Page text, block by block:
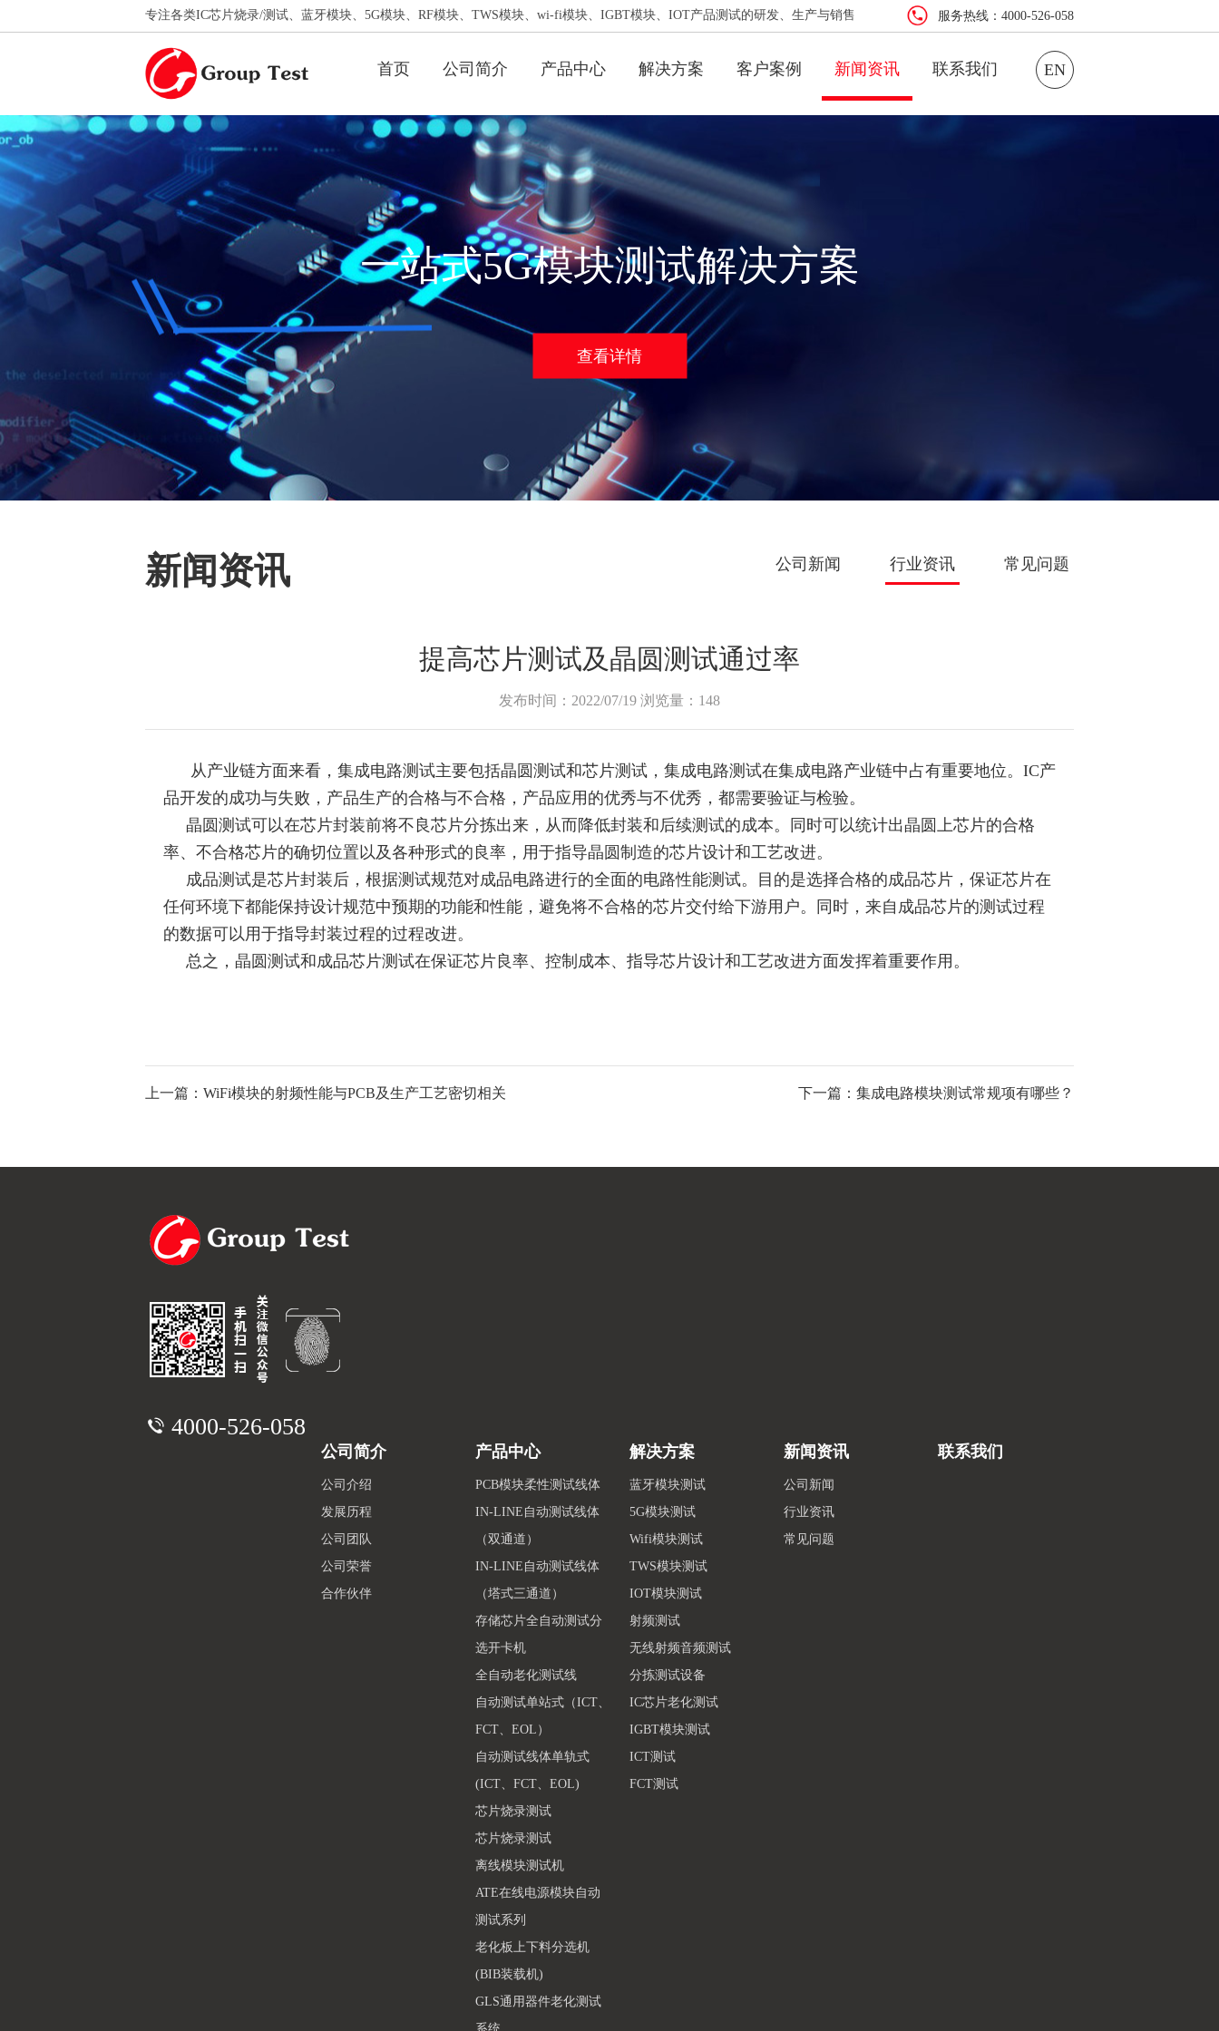
专注各类IC芯片烧录/测试、蓝牙模块、5G模块、RF模块、TWS模块、wi-fi模块、IGBT模块、IOT产品测试的研发、生产与销售 服务热线：4000-526-058
EN
首页 公司简介 产品中心 解决方案 客户案例 新闻资讯 联系我们
一站式5G模块测试解决方案
查看详情
新闻资讯 公司新闻 行业资讯 常见问题
提高芯片测试及晶圆测试通过率
发布时间：2022/07/19 浏览量：148
从产业链方面来看，集成电路测试主要包括晶圆测试和芯片测试，集成电路测试在集成电路产业链中占有重要地位。IC产
品开发的成功与失败，产品生产的合格与不合格，产品应用的优秀与不优秀，都需要验证与检验。
晶圆测试可以在芯片封装前将不良芯片分拣出来，从而降低封装和后续测试的成本。同时可以统计出晶圆上芯片的合格
率、不合格芯片的确切位置以及各种形式的良率，用于指导晶圆制造的芯片设计和工艺改进。
成品测试是芯片封装后，根据测试规范对成品电路进行的全面的电路性能测试。目的是选择合格的成品芯片，保证芯片在
任何环境下都能保持设计规范中预期的功能和性能，避免将不合格的芯片交付给下游用户。同时，来自成品芯片的测试过程
的数据可以用于指导封装过程的过程改进。
总之，晶圆测试和成品芯片测试在保证芯片良率、控制成本、指导芯片设计和工艺改进方面发挥着重要作用。
上一篇：WiFi模块的射频性能与PCB及生产工艺密切相关 下一篇：集成电路模块测试常规项有哪些？
4000-526-058
公司简介
公司介绍
发展历程
公司团队
公司荣誉
合作伙伴
产品中心
PCB模块柔性测试线体
IN-LINE自动测试线体
（双通道）
IN-LINE自动测试线体
（塔式三通道）
存储芯片全自动测试分
选开卡机
全自动老化测试线
自动测试单站式（ICT、
FCT、EOL）
自动测试线体单轨式
(ICT、FCT、EOL)
芯片烧录测试
芯片烧录测试
离线模块测试机
ATE在线电源模块自动
测试系列
老化板上下料分选机
(BIB装载机)
GLS通用器件老化测试
解决方案
蓝牙模块测试
5G模块测试
Wifi模块测试
TWS模块测试
IOT模块测试
射频测试
无线射频音频测试
分拣测试设备
IC芯片老化测试
IGBT模块测试
ICT测试
FCT测试
新闻资讯
公司新闻
行业资讯
常见问题
联系我们